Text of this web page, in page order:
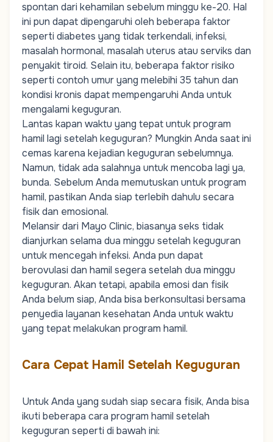
spontan dari kehamilan sebelum minggu ke-20. Hal
ini pun dapat dipengaruhi oleh beberapa faktor
seperti diabetes yang tidak terkendali, infeksi,
masalah hormonal, masalah uterus atau serviks dan
penyakit tiroid. Selain itu, beberapa faktor risiko
seperti contoh umur yang melebihi 35 tahun dan
kondisi kronis dapat mempengaruhi Anda untuk
mengalami keguguran.
Lantas kapan waktu yang tepat untukprogram
hamil lagi setelah keguguran? Mungkin Anda saat ini
cemas karena kejadian keguguran sebelumnya.
Namun, tidak ada salahnya untuk mencoba lagi ya,
bunda. Sebelum Anda memutuskan untuk program
hamil, pastikan Anda siap terlebih dahulu secara
fisik dan emosional.
Melansir dari Mayo Clinic, biasanya seks tidak
dianjurkan selama dua minggu setelah keguguran
untuk mencegah infeksi. Anda pun dapat
berovulasi dan hamil segera setelah dua minggu
keguguran. Akan tetapi, apabila emosi dan fisik
Anda belum siap, Anda bisa berkonsultasi bersama
penyedia layanan kesehatan Anda untuk waktu
yang tepat melakukan program hamil.
Cara Cepat Hamil Setelah Keguguran
Untuk Anda yang sudah siap secara fisik, Anda bisa
ikuti beberapa cara program hamil setelah
keguguran seperti di bawah ini: